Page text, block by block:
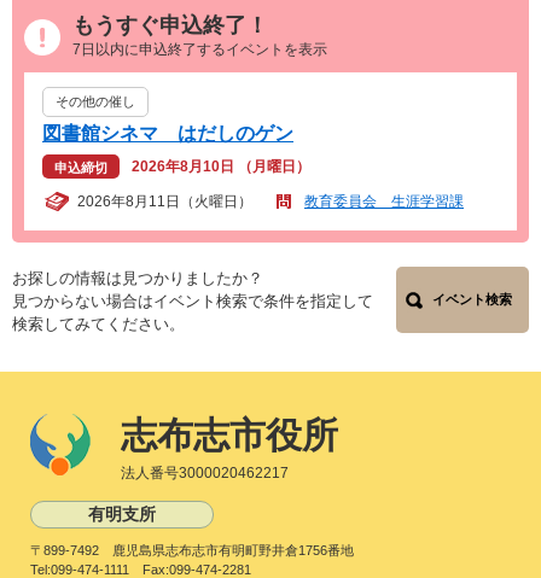
もうすぐ申込終了！
7日以内に申込終了するイベントを表示
その他の催し
図書館シネマ はだしのゲン
申込締切 2026年8月10日 （月曜日）
2026年8月11日（火曜日） 教育委員会 生涯学習課
お探しの情報は見つかりましたか？
見つからない場合はイベント検索で条件を指定して
検索してみてください。
イベント検索
志布志市役所
法人番号3000020462217
有明支所
〒899-7492 鹿児島県志布志市有明町野井倉1756番地
Tel:099-474-1111 Fax:099-474-2281